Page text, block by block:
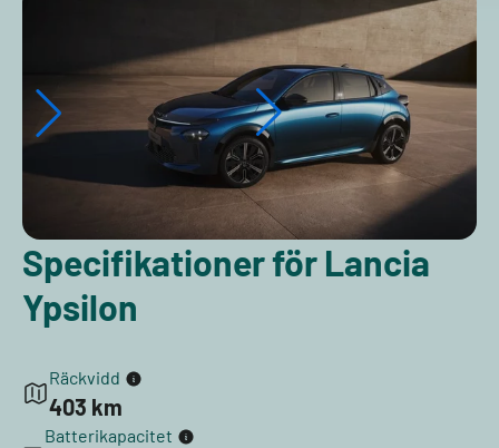
Specifikationer för Lancia
Ypsilon
Räckvidd
403 km
Batterikapacitet